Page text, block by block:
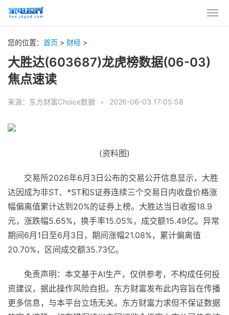
您的位置： 首页 > 财经 >
大胜达(603687)龙虎榜数据(06-03)
焦点速读
来源：东方财富Choice数据 • 2026-06-03 17:05:58
(资料图)
交易所2026年6月3日公布的交易公开信息显示，大胜
达因成为非ST、*ST和S证券连续三个交易日内收盘价格涨
幅偏离值累计达到20%的证券上榜。大胜达当日收报18.9
元，涨跌幅5.65%，换手率15.05%，成交额15.49亿。异常
期间6月1日至6月3日，期间涨幅21.08%，累计偏离值
20.70%，区间成交额35.73亿。
免责声明：本文基于AI生产，仅供参考，不构成任何投
资建议，据此操作风险自担。东方财富发布此内容旨在传播
更多信息，与本平台立场无关。东方财富力求但不保证数据